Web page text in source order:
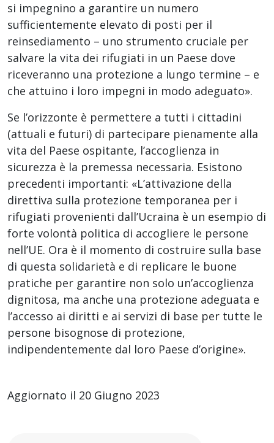
si impegnino a garantire un numero
sufficientemente elevato di posti per il
reinsediamento – uno strumento cruciale per
salvare la vita dei rifugiati in un Paese dove
riceveranno una protezione a lungo termine – e
che attuino i loro impegni in modo adeguato».
Se l’orizzonte è permettere a tutti i cittadini
(attuali e futuri) di partecipare pienamente alla
vita del Paese ospitante, l’accoglienza in
sicurezza è la premessa necessaria. Esistono
precedenti importanti: «L’attivazione della
direttiva sulla protezione temporanea per i
rifugiati provenienti dall’Ucraina è un esempio di
forte volontà politica di accogliere le persone
nell’UE. Ora è il momento di costruire sulla base
di questa solidarietà e di replicare le buone
pratiche per garantire non solo un’accoglienza
dignitosa, ma anche una protezione adeguata e
l’accesso ai diritti e ai servizi di base per tutte le
persone bisognose di protezione,
indipendentemente dal loro Paese d’origine».
Aggiornato il 20 Giugno 2023